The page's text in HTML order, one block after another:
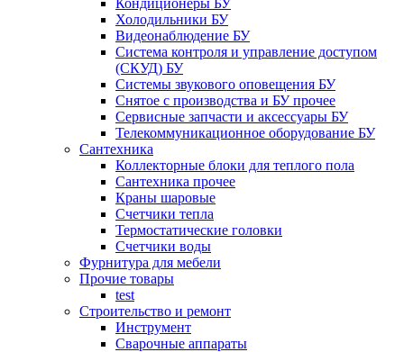
Кондиционеры БУ
Холодильники БУ
Видеонаблюдение БУ
Система контроля и управление доступом
(СКУД) БУ
Системы звукового оповещения БУ
Снятое с производства и БУ прочее
Сервисные запчасти и аксессуары БУ
Телекоммуникационное оборудование БУ
Сантехника
Коллекторные блоки для теплого пола
Сантехника прочее
Краны шаровые
Счетчики тепла
Термоcтатические головки
Счетчики воды
Фурнитура для мебели
Прочие товары
test
Строительство и ремонт
Инструмент
Сварочные аппараты